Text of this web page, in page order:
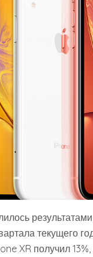
текущего
XR получил